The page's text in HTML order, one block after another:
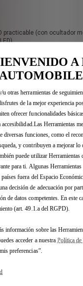
practicable (con ocultador
estándar
:
sin compromiso, la
en pocos clics sin
[306 km]
38 46014 Valencia
A
otras herramientas de
de la mejor experiencia
ofrecer funcionalidades
accesibilidad.Las Herramientas
diversas funciones, como el
y contribuyen a mejorar lo
puede utilizar Herramientas
para ti. Algunas Herramientas
países fuera del Espacio
decisión de adecuación por
de datos competentes. En este
(art. 49.1.a del RGPD).
información sobre las
acceder a nuestra Política de
preferencias”.